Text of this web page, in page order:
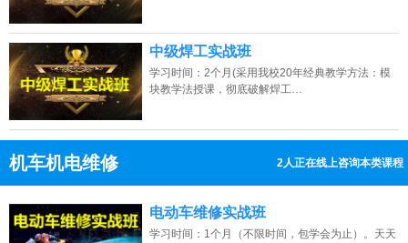
中级焊工实战班
学习时间：2个月(采用我校20年经典教学方法：模
块教学法授课，彻底破解焊工…
机车机电维修 2人正在线上咨询本类课程
点击免费咨询电话：13807313137
电动车维修实战班
学习时间：1个月（不限时间，包学会为止）。天天